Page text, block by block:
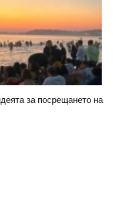
за посрещането на